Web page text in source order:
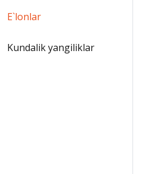
E`lonlar
Kundalik yangiliklar